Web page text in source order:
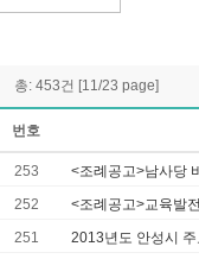
총: 453건 [11/23 page]
번호
253
<조례공고>남사당
252
<조례공고>교육발
251
2013년도 안성시